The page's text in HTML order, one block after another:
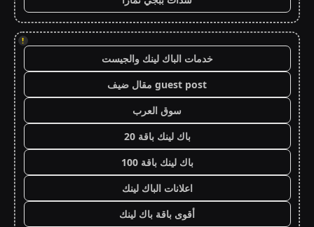
!
خدمات الباك لينك والجيست
guest post مقال ضيف
سوق العرب
باك لينك باقة 20
باك لينك باقة 100
اعلانات الباك لينك
أقوى باقة باك لينك